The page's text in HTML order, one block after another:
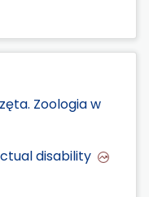
Zoologia w
disability